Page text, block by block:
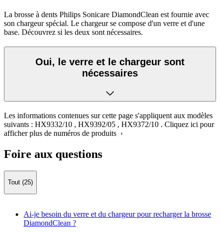
La brosse à dents Philips Sonicare DiamondClean est fournie avec
son chargeur spécial. Le chargeur se compose d'un verre et d'une
base. Découvrez si les deux sont nécessaires.
Oui, le verre et le chargeur sont
nécessaires
Les informations contenues sur cette page s'appliquent aux modèles
suivants : HX9332/10 , HX9392/05 , HX9372/10 . Cliquez ici pour
afficher plus de numéros de produits ›
Foire aux questions
Tout (25)
Ai-je besoin du verre et du chargeur pour recharger la brosse
DiamondClean ?